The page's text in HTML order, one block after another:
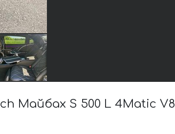
Майбах S 500 L 4Matic V8